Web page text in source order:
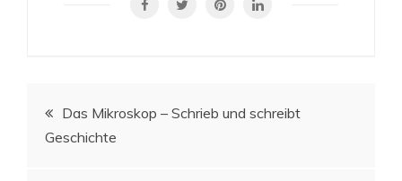
Beitragsnavigation
Das Mikroskop – Schrieb und schreibt
Geschichte